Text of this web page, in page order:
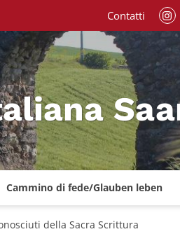
Cammino di fede/Glauben leben
Contatti
della Sacra Scrittura